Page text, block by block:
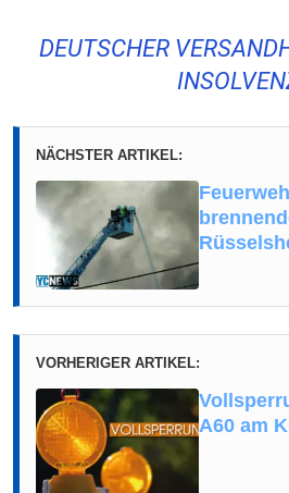
DEUTSCHER
NÄCHSTER ARTIKEL:
VORHERIGER ARTIKEL:
A60 am